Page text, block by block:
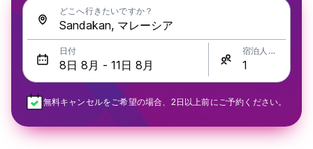
どこへ行きたいですか？
日付 宿泊人数
無料キャンセルをご希望の場合、2日以上前にご予約ください。